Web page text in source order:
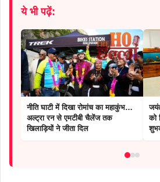
ये भी पढ़ें:
नीति घाटी में दिखा रोमांच का महाकुंभ…
अल्ट्रा रन से एमटीबी चैलेंज तक
खिलाड़ियों ने जीता दिल
को